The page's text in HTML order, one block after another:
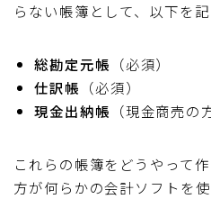
らない帳簿として、以下を
総勘定元帳 （必須）
仕訳帳 （必須）
現金出納帳 （現金商売の
これらの帳簿をどうやって
方が何らかの会計ソフトを